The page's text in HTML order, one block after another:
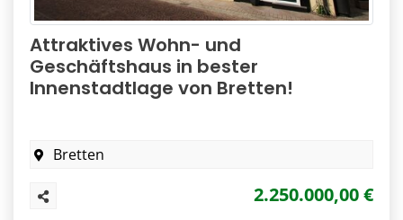
Attraktives Wohn- und
Geschäftshaus in bester
Innenstadtlage von Bretten!
Bretten
2.250.000,00 €